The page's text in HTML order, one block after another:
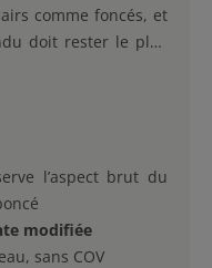
comme foncés, et
doit rester le plus
l’aspect brut du
modifiée
sans COV